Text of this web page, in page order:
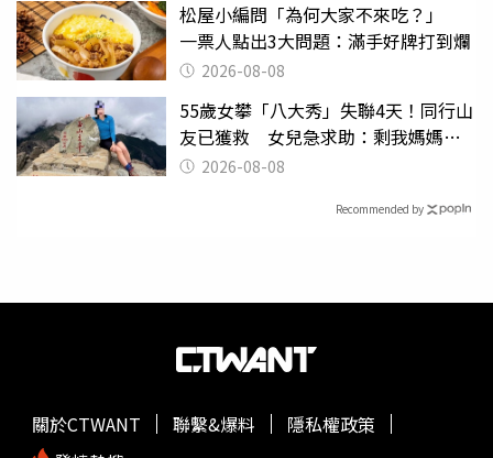
松屋小編問「為何大家不來吃？」
一票人點出3大問題：滿手好牌打到爛
2026-08-08
55歲女攀「八大秀」失聯4天！同行山
友已獲救 女兒急求助：剩我媽媽還
沒找到
2026-08-08
Recommended by
關於CTWANT 聯繫&爆料
隱私權政策